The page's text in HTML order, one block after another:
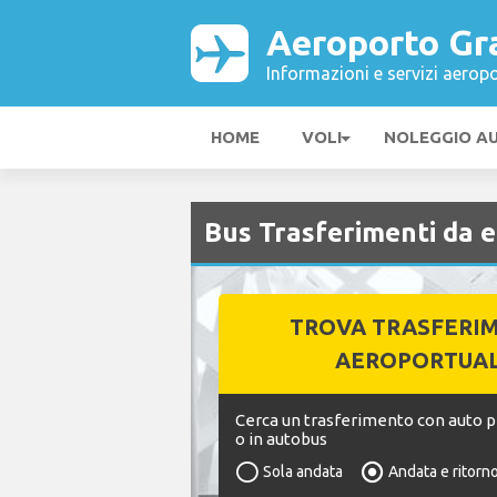
Aeroporto
Informazioni e servizi
HOME VOLI NOLEGGIO
Bus Trasferimenti da
TROVA
Cerca un trasferimento con auto
o in autobus
Sola andata
Andata e ritorno